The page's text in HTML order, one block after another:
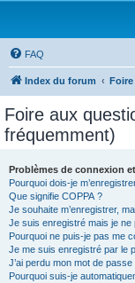
FAQ
Index du forum
Foire aux
fréquemment)
Problèmes de connexion
Pourquoi dois-je
Que signifie COPPA ?
Je souhaite m’enregistrer,
Je suis enregistré mais je
Pourquoi ne puis-je pas me
Je me suis enregistré par le
J’ai perdu mon mot de passe
Pourquoi suis-je